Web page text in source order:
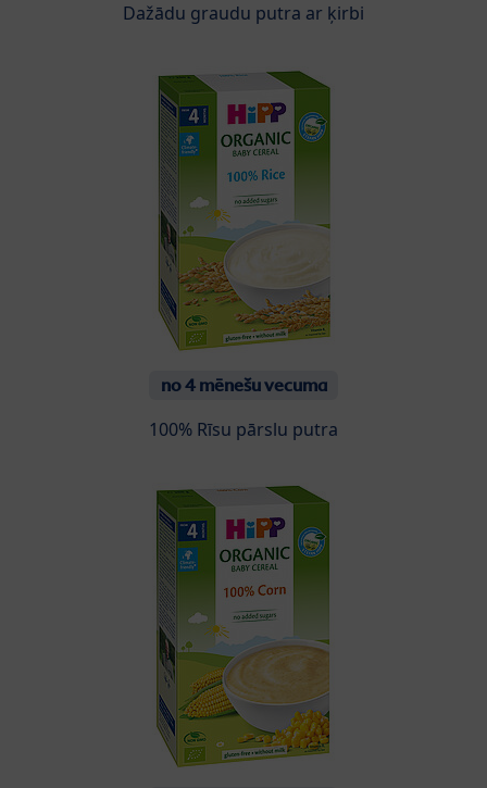
Dažādu graudu putra ar ķirbi
no 4 mēnešu vecuma
100% Rīsu pārslu putra